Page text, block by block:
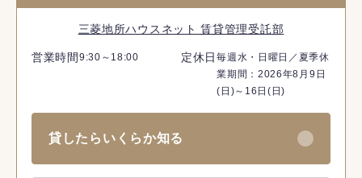
三菱地所ハウスネット 賃貸管理受託部
営業時間 9:30～18:00 定休日毎週水・日曜日／夏季休
業期間：2026年8月9日
(日)～16日(日)
貸したらいくらか知る